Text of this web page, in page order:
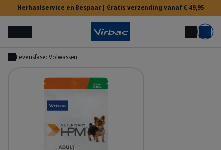
Herhaalservice en Bespaar | Gratis verzending vanaf € 49,95
MenuZoek op Mijn account Mand
Levensfase: Volwassen
HPM Prev - Adult Dog Small & Toy